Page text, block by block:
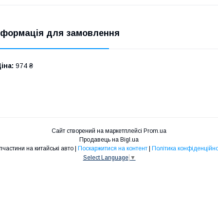
для замовлення
974 ₴
Сайт створений на маркетплейсі Prom.ua
Продавець на Bigl.ua
Запчастини на китайські авто | Поскаржитися на контент | Політика
Select Language ▼